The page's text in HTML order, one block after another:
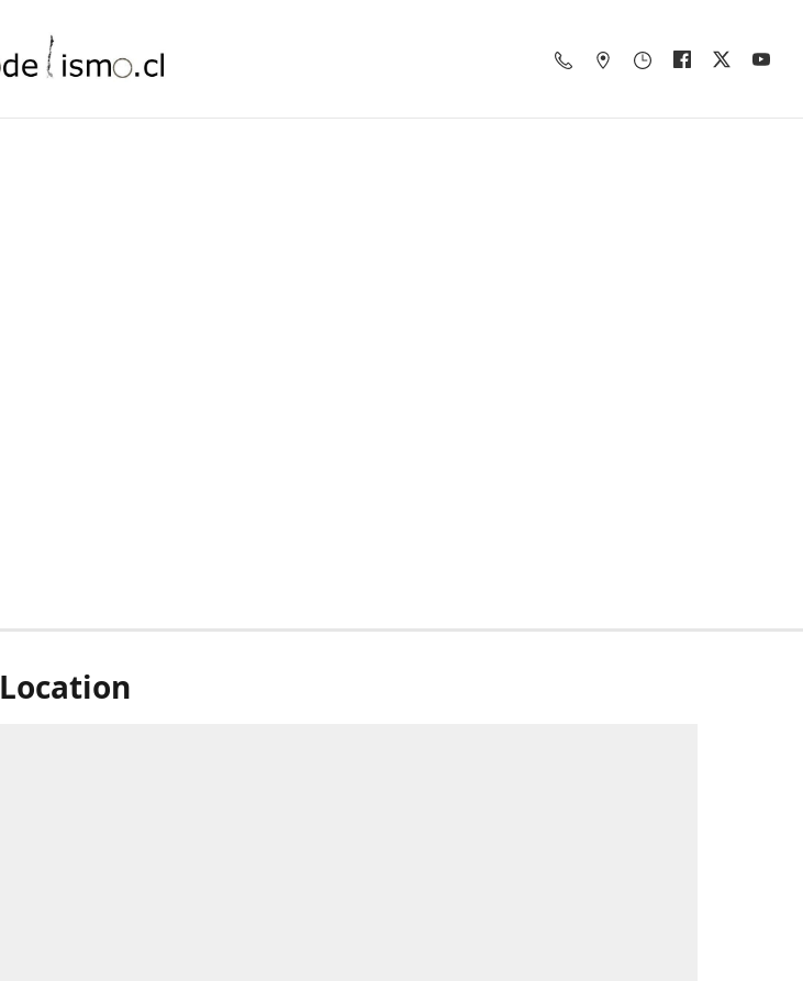
Location